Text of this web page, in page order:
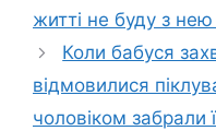
житті не буду з нею
Коли бабуся
відмовилися
чоловіком забрали